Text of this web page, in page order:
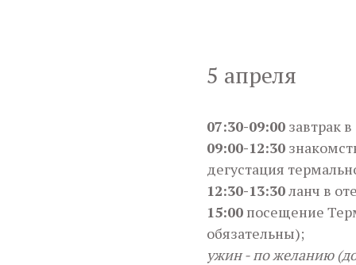
5 апреля
07:30-09:00 завтрак
09:00-12:30
дегустация
12:30-13:30ланч в
15:00 посещение
обязательны);
ужин - по желанию